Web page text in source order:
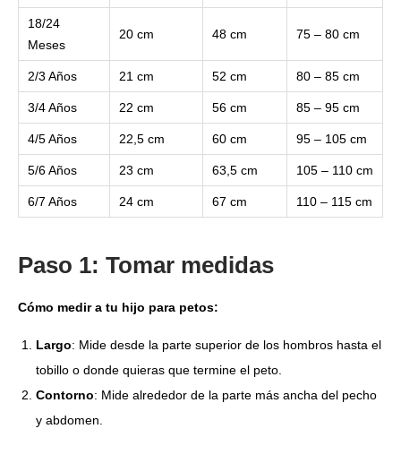
18/24
Meses
20 cm 48 cm 75 – 80 cm
2/3 Años 21 cm 52 cm 80 – 85 cm
3/4 Años 22 cm 56 cm 85 – 95 cm
4/5 Años 22,5 cm 60 cm 95 – 105 cm
5/6 Años 23 cm 63,5 cm 105 – 110 cm
6/7 Años 24 cm 67 cm 110 – 115 cm
Paso 1: Tomar medidas
Cómo medir a tu hijo para petos:
Largo: Mide desde la parte superior de los hombros hasta el
tobillo o donde quieras que termine el peto.
Contorno: Mide alrededor de la parte más ancha del pecho
y abdomen.